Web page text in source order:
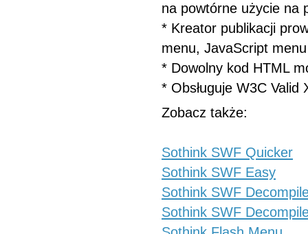
na powtórne użycie na
* Kreator publikacji
menu, JavaScript
* Dowolny kod HTML
* Obsługuje W3C Valid
Zobacz także:
Sothink SWF Quicker
Sothink SWF Easy
Sothink SWF
Sothink SWF